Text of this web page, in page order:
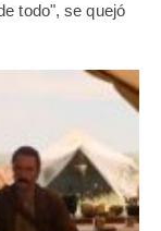
todo", se quejó